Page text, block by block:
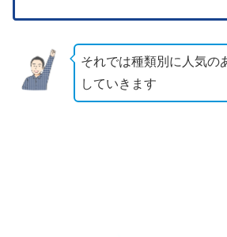
それでは種類別に人気の
していきます